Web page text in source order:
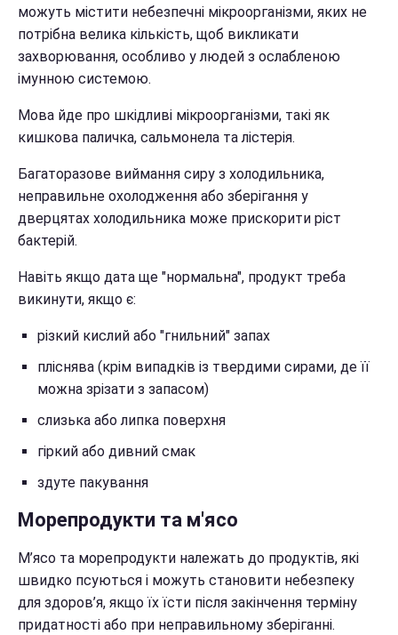
можуть містити небезпечні мікроорганізми, яких не
потрібна велика кількість, щоб викликати
захворювання, особливо у людей з ослабленою
імунною системою.
Мова йде про шкідливі мікроорганізми, такі як
кишкова паличка, сальмонела та лістерія.
Багаторазове виймання сиру з холодильника,
неправильне охолодження або зберігання у
дверцятах холодильника може прискорити ріст
бактерій.
Навіть якщо дата ще "нормальна", продукт треба
викинути, якщо є:
різкий кислий або "гнильний" запах
пліснява (крім випадків із твердими сирами, де її
можна зрізати з запасом)
слизька або липка поверхня
гіркий або дивний смак
здуте пакування
Морепродукти та м'ясо
М’ясо та морепродукти належать до продуктів, які
швидко псуються і можуть становити небезпеку
для здоров’я, якщо їх їсти після закінчення терміну
придатності або при неправильному зберіганні.